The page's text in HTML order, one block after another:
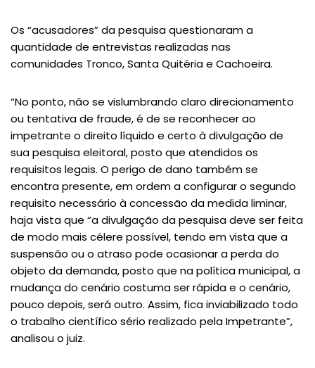
Os “acusadores” da pesquisa questionaram a
quantidade de entrevistas realizadas nas
comunidades Tronco, Santa Quitéria e Cachoeira.
“No ponto, não se vislumbrando claro direcionamento
ou tentativa de fraude, é de se reconhecer ao
impetrante o direito líquido e certo à divulgação de
sua pesquisa eleitoral, posto que atendidos os
requisitos legais. O perigo de dano também se
encontra presente, em ordem a configurar o segundo
requisito necessário à concessão da medida liminar,
haja vista que “a divulgação da pesquisa deve ser feita
de modo mais célere possível, tendo em vista que a
suspensão ou o atraso pode ocasionar a perda do
objeto da demanda, posto que na política municipal, a
mudança do cenário costuma ser rápida e o cenário,
pouco depois, será outro. Assim, fica inviabilizado todo
o trabalho científico sério realizado pela Impetrante”,
analisou o juiz.